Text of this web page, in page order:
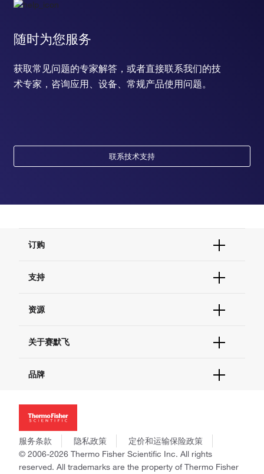
随时为您服务
获取常见问题的专家解答，或者直接联系我们的技
术专家，咨询应用、设备、常规产品使用问题。
联系技术支持
订购
订单支持
现货供应中心
支持
联系我们 - 400 820 8982
查找文件&证书
资源
促销
社交媒体
关于赛默飞
招聘
新闻
社会责任
商标
政策和通知
品牌
Applied Biosystems
Invitrogen
Gibco
Ion Torrent
Unity Lab Services
服务条款 隐私政策
定价和运输保险政策
© 2006-2026 Thermo Fisher Scientific Inc. All rights
reserved. All trademarks are the property of Thermo Fisher